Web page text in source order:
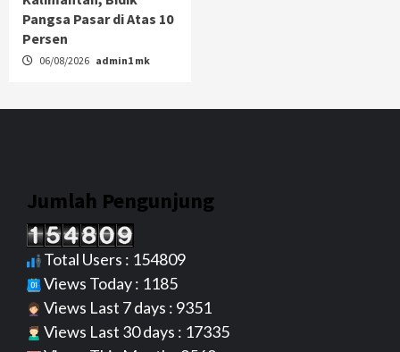
Pangsa Pasar di Atas 10
Persen
06/08/2026 admin1 mk
Jumlah Pengunjung
Total Users : 154809
Views Today : 1185
Views Last 7 days : 9351
Views Last 30 days : 17335